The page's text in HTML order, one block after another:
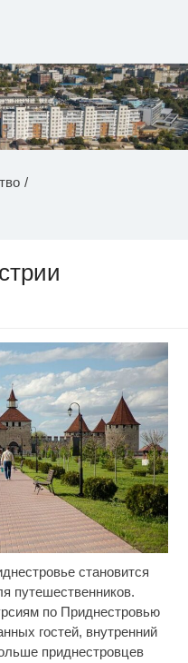
становится
путешественников.
по Приднестровью
гостей, внутренний
приднестровцев
i
мальчика ждут
i
в холодильнике: есть